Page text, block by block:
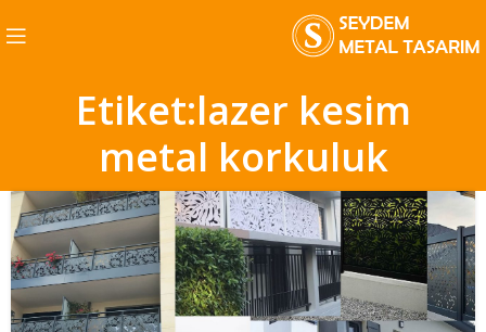
Etiket:lazer kesim
metal korkuluk